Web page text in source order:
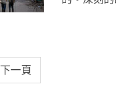
下一頁